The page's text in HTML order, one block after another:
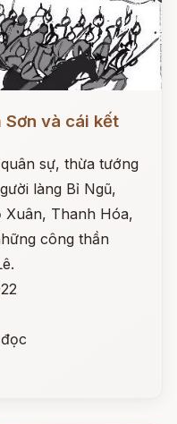
Sơn và cái kết
sự, thừa tướng
làng Bỉ Ngũ,
Thanh Hóa,
công thần